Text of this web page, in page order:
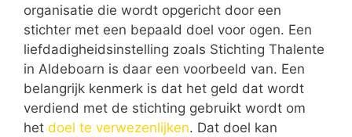
organisatie die wordt opgericht door een
stichter met een bepaald doel voor ogen. Een
liefdadigheidsinstelling zoals Stichting Thalente
in Aldeboarn is daar een voorbeeld van. Een
belangrijk kenmerk is dat het geld dat wordt
verdiend met de stichting gebruikt wordt om
het doel te verwezenlijken. Dat doel kan